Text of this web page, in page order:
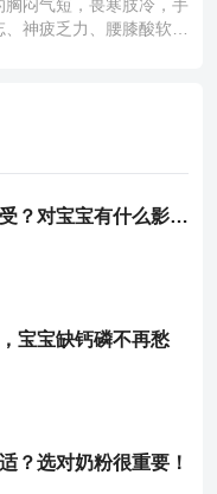
闷气短，畏寒肢冷，手
神疲乏力、腰膝酸软也
什么是乳糖不耐受？对宝宝有什么影响？
宝宝缺钙磷不再愁
？选对奶粉很重要！